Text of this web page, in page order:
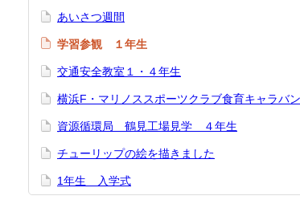
あいさつ週間
学習参観 １年生
交通安全教室１・４年生
横浜F・マリノススポーツクラブ食育キャラバ
資源循環局 鶴見工場見学 ４年生
チューリップの絵を描きました
1年生 入学式